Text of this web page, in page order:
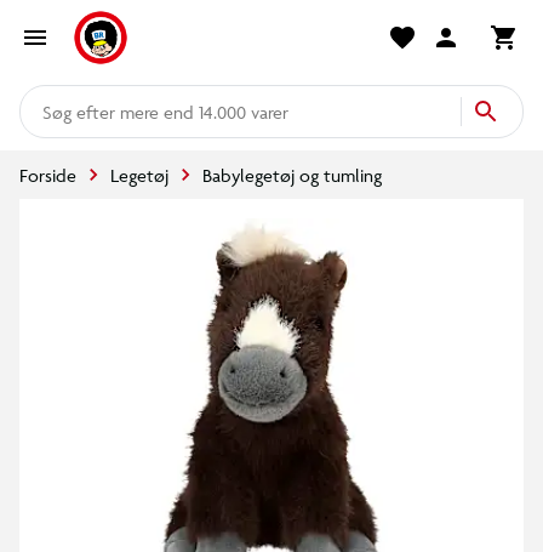
mere end 14.000 varer
Forside Legetøj Babylegetøj og tumling